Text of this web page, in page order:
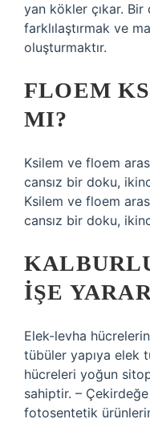
yan kökler çıkar.
farklılaştırmak ve
oluşturmaktır.
FLOEM
MI?
Ksilem ve floem
cansız bir doku,
Ksilem ve floem
cansız bir doku,
IŞE
Elek-levha
tübüler yapıya elek
hücreleri yoğun
sahiptir. –
fotosentetik